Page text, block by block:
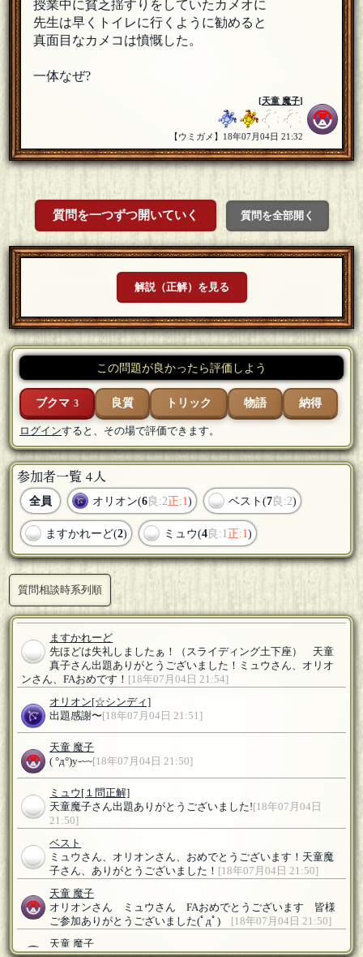
授業中に貧乏揺すりをしていたカメオに
先生は早くトイレに行くように勧めると
真面目なカメコは憤慨した。
一体なぜ?
[天童 魔子]
【ウミガメ】18年07月04日 21:32
質問を一つずつ開いていく 質問を全部開く
解説（正解）を見る
この問題が良かったら評価しよう
ブクマ 3 良質 トリック 物語 納得
ログインすると、その場で評価できます。
参加者一覧 4人
全員 オリオン(6良:2正:1) ベスト(7良:2)
ますかれーど(2) ミュウ(4良:1正:1)
質問相談時系列順
ますかれーど
先ほどは失礼しましたぁ！（スライディング土下座） 天童
真子さん出題ありがとうございました！ミュウさん、オリオ
ンさん、FAおめです！ [18年07月04日 21:54]
オリオン [☆シンディ]
出題感謝〜 [18年07月04日 21:51]
天童 魔子
( °д°)y-~~[18年07月04日 21:50]
ミュウ [１問正解]
天童魔子さん出題ありがとうございました! [18年07月04日
21:50]
ベスト
ミュウさん、オリオンさん、おめでとうございます！天童魔
子さん、ありがとうございました！ [18年07月04日 21:50]
天童 魔子
オリオンさん ミュウさん FAおめでとうございます 皆様
ご参加ありがとうございました(ﾟдﾟ)ゞ
[18年07月04日 21:50]
天童 魔子